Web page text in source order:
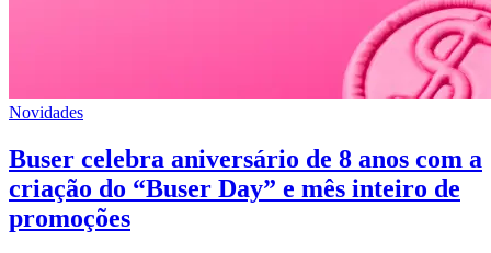
Novidades
Buser celebra aniversário de 8 anos com a
criação do “Buser Day” e mês inteiro de
promoções